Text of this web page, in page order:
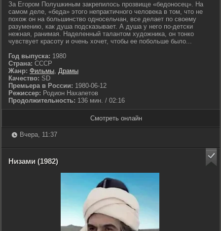
За Егором Полушкиным закрепилось прозвище «бедоносец». На
самом деле, «беда» этого непрактичного человека в том, что не
похож он на большинство односельчан, все делает по своему
разумению, как душа подсказывает. А душа у него по-детски
нежная, ранимая. Наделенный талантом художника, он тонко
чувствует красоту и очень хочет, чтобы ее побольше было...
Год выпуска: 1980
Страна: СССР
Жанр: Фильмы, Драмы
Качество: SD
Премьера в России: 1980-06-12
Режиссер: Родион Нахапетов
Продолжительность: 136 мин. / 02:16
Смотреть онлайн
Вчера, 11:37
Низами (1982)